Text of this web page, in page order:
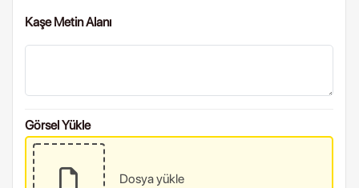
Kaşe Metin Alanı
Görsel Yükle
Dosya yükle